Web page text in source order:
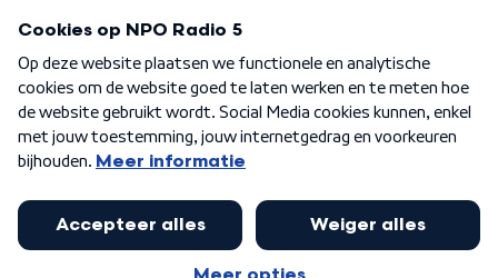
Aanmelden
Algemene voorwaarden